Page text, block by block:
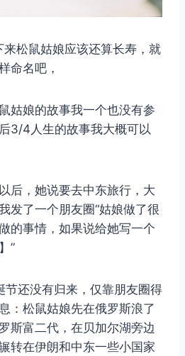
松鼠姑娘应该还算长寿，就
命名吧，
姑娘的故事我一个也没有参
3/4人生的故事我大概可以
后，她说要去中东旅行，大
发了一个朋友圈“姑娘做了很
的事情，如果说给她写一个
”
节还没有归来，仅靠朋友圈得
：松鼠姑娘先在俄罗斯浪了
斯富二代，在贝加尔湖旁边
转在伊朗和中东一些小国家